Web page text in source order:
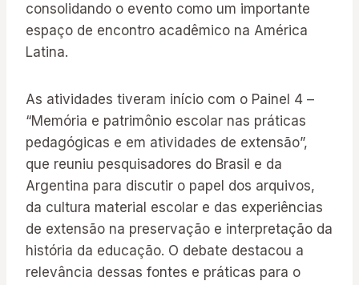
consolidando o evento como um importante
espaço de encontro acadêmico na América
Latina.
As atividades tiveram início com o Painel 4 –
“Memória e patrimônio escolar nas práticas
pedagógicas e em atividades de extensão”,
que reuniu pesquisadores do Brasil e da
Argentina para discutir o papel dos arquivos,
da cultura material escolar e das experiências
de extensão na preservação e interpretação da
história da educação. O debate destacou a
relevância dessas fontes e práticas para o